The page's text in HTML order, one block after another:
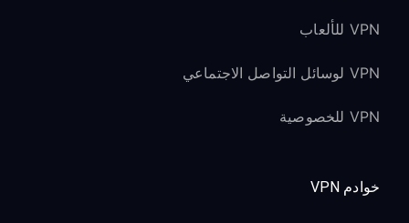
VPN للألعاب
VPN لوسائل التواصل الاجتماعي
VPN للخصوصية
خوادم VPN